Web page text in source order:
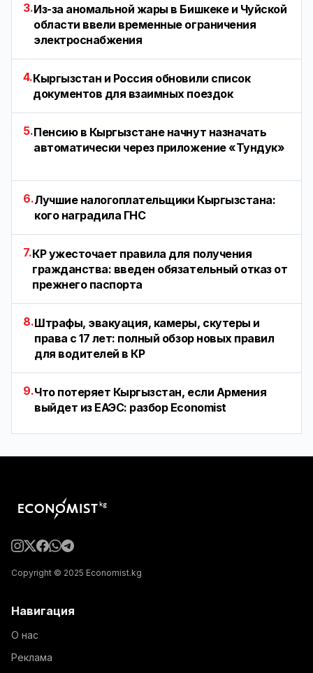
3.Из-за аномальной жары в Бишкеке и Чуйской
области ввели временные ограничения
электроснабжения
4.Кыргызстан и Россия обновили список
документов для взаимных поездок
5.Пенсию в Кыргызстане начнут назначать
автоматически через приложение «Тундук»
6.Лучшие налогоплательщики Кыргызстана:
кого наградила ГНС
7.КР ужесточает правила для получения
гражданства: введен обязательный отказ от
прежнего паспорта
8.Штрафы, эвакуация, камеры, скутеры и
права с 17 лет: полный обзор новых правил
для водителей в КР
9.Что потеряет Кыргызстан, если Армения
выйдет из ЕАЭС: разбор Economist
Copyright © 2025 Economist.kg
Навигация
О нас
Реклама